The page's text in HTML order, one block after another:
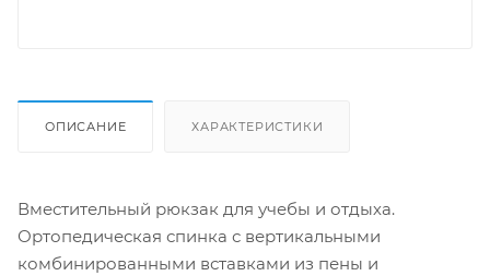
ОПИСАНИЕ ХАРАКТЕРИСТИКИ
Вместительный рюкзак для учебы и отдыха.
Ортопедическая спинка с вертикальными
комбинированными вставками из пены и